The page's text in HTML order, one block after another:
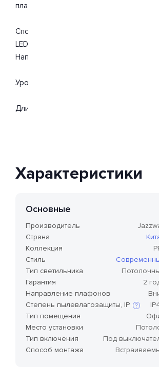
пластик.
Способ крепления: встраиваемый.
LED. Вид ламп: светодиодная.
Напряжение 220-240 Вольт. Поток
Уровень защищенности от влаги и пыли
Длина 1195 мм. Ширина 295 мм. Высота
Характеристики
Основные
Производитель
Страна
Коллекция
Стиль
Тип светильника
Гарантия
2
Направление плафонов
Степень пылевлагозащиты, IP
Степень защиты по
или степень защиты
по классификации
Тип помещения
Место установки
Тип включения
Под
Способ монтажа